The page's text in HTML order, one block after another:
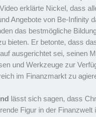
erklärte Nickel, dass
Angebote von Be-Infinity
das bestmögliche
bieten. Er betonte, dass
ausgerichtet sei, seinen
und Werkzeuge zur
im Finanzmarkt zu
lässt sich sagen, dass
Figur in der Finanzwelt